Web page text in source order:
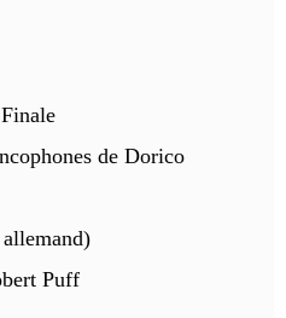
de Dorico
Puff